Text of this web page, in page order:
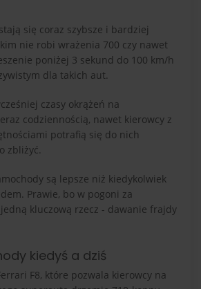
się coraz szybsze i bardziej
nie robi wrażenia 700 czy nawet
poniżej 3 sekund do 100 km/h
dla takich aut.
czasy okrążeń na
codziennością, nawet kierowcy z
potrafią się do nich
zbliżyć.
są lepsze niż kiedykolwiek
Prawie, bo w pogoni za
kluczową rzecz - dawanie frajdy
kiedyś a dziś
F8, które pozwala kierowcy na